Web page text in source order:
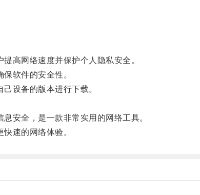
高网络速度并保护个人隐私安全。
软件的安全性。
设备的版本进行下载。
安全，是一款非常实用的网络工具。
速的网络体验。